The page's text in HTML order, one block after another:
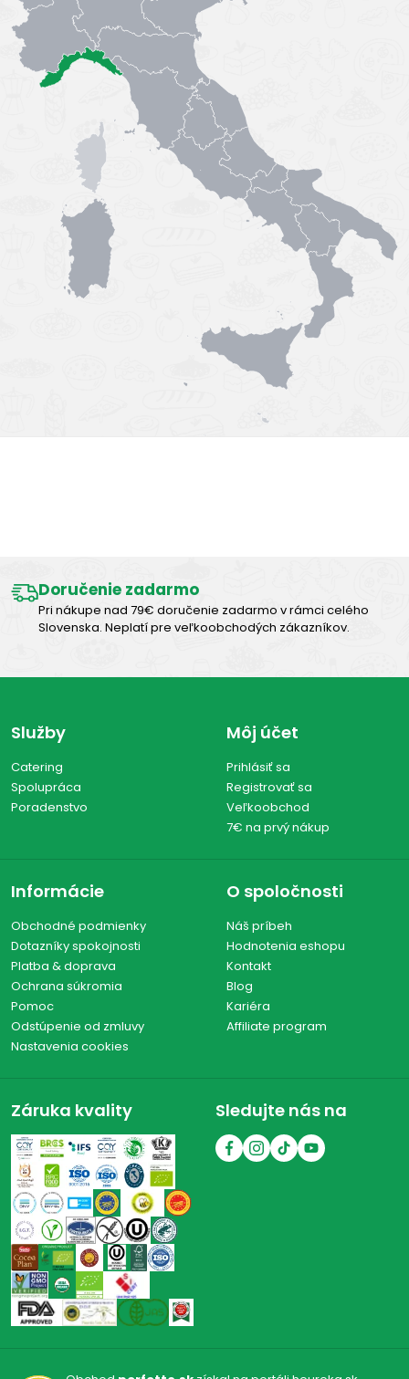
Doručenie zadarmo
Pri nákupe nad 79€ doručenie zadarmo v rámci celého
Slovenska. Neplatí pre veľkoobchodých zákazníkov.
Služby
Catering
Spolupráca
Poradenstvo
Môj účet
Prihlásiť sa
Registrovať sa
Veľkoobchod
7€ na prvý nákup
Informácie
Obchodné podmienky
Dotazníky spokojnosti
Platba & doprava
Ochrana súkromia
Pomoc
Odstúpenie od zmluvy
Nastavenia cookies
O spoločnosti
Náš príbeh
Hodnotenia eshopu
Kontakt
Blog
Kariéra
Affiliate program
Záruka kvality Sledujte nás na